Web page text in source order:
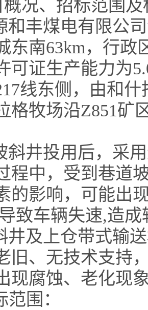
概况、招标范围
和丰煤电有限公
东南63km，行政
可证生产能力为
线东侧，由和
格牧场沿Z851矿
斜井投用后，采
程中，受到巷道
的影响，可能出
致车辆失速,造
井及上仓带式输
旧、无技术支持
现腐蚀、老化现
范围：